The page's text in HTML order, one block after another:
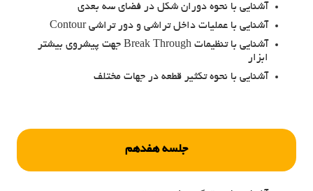
آشنایی با نحوه دوران شکل در فضای سه بعدی
آشنایی با عملیات داخل تراشی و دور تراشی Contour
آشنایی با تنظیمات Break Through جهت پیشروی بیشتر
ابزار
آشنایی با نحوه تکثیر قطعه در جهات مختلف
جلسه هفدهم